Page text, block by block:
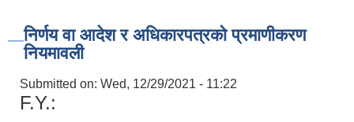
निर्णय वा आदेश र अधिकारपत्रको प्रमाणीकरण
नियमावली
Submitted on: Wed, 12/29/2021 - 11:22
F.Y.: